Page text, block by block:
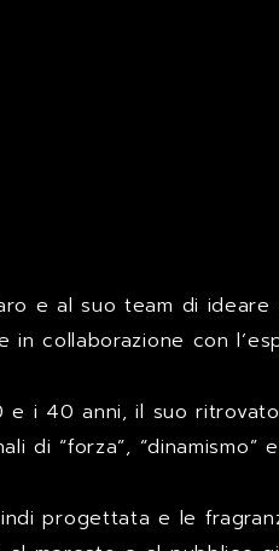
e al suo team di
collaborazione con
e i 40 anni, il suo
di “forza”, “dinamismo”
progettata e le